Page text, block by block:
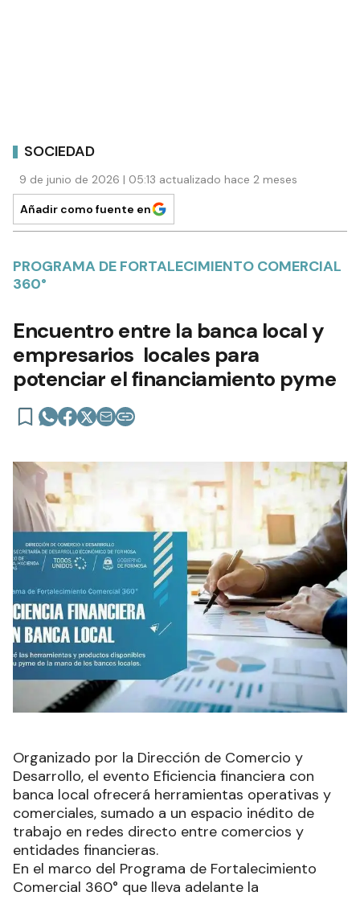
SOCIEDAD
9 de junio de 2026 | 05:13 actualizado hace 2 meses
Añadir como fuente en
PROGRAMA DE FORTALECIMIENTO COMERCIAL
360°
Encuentro entre la banca local y
empresarios locales para
potenciar el financiamiento pyme
Organizado por la Dirección de Comercio y
Desarrollo, el evento Eficiencia financiera con
banca local ofrecerá herramientas operativas y
comerciales, sumado a un espacio inédito de
trabajo en redes directo entre comercios y
entidades financieras.
En el marco del Programa de Fortalecimiento
Comercial 360° que lleva adelante la